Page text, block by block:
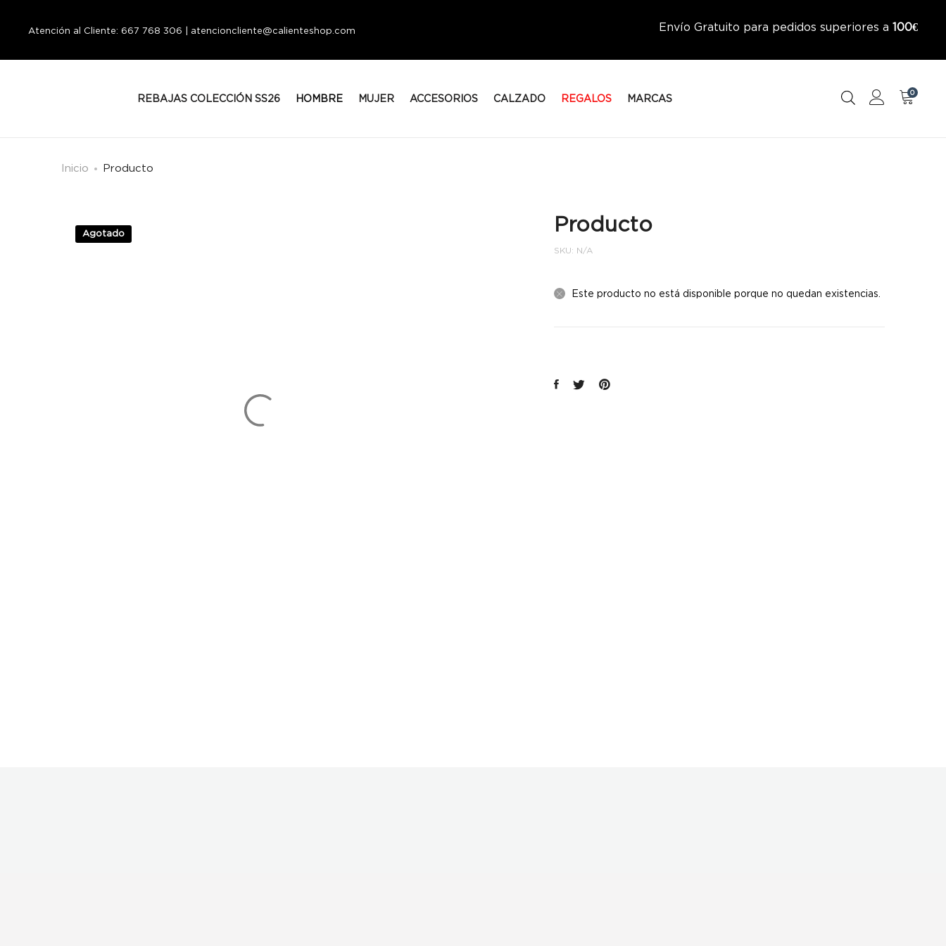
Atención al Cliente: 667 768 306 | atencioncliente@calienteshop.com Envío Gratuito para pedidos superiores a 100€
REBAJAS COLECCIÓN SS26 HOMBRE MUJER ACCESORIOS CALZADO REGALOS MARCAS
0
Inicio Producto
Agotado Producto
SKU: N/A
Este producto no está disponible porque no quedan existencias.